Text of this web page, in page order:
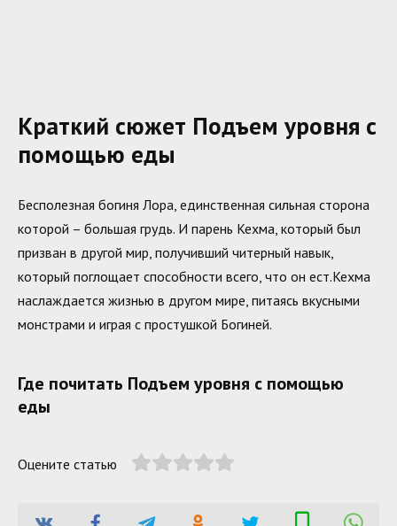
Краткий сюжет Подъем уровня с
помощью еды
Бесполезная богиня Лора, единственная сильная сторона
которой – большая грудь. И парень Кехма, который был
призван в другой мир, получивший читерный навык,
который поглощает способности всего, что он ест.Кехма
наслаждается жизнью в другом мире, питаясь вкусными
монстрами и играя с простушкой Богиней.
Где почитать Подъем уровня с помощью
еды
Оцените статью